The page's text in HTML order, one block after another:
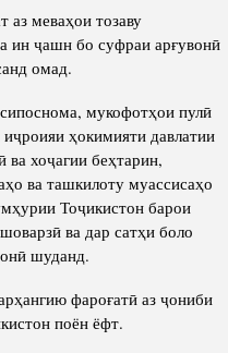
меваҳои тозаву
ин ҷашн бо суфраи арғувонӣ
омад.
мукофотҳои пулӣ
ҳокимияти давлатии
хоҷагии беҳтарин,
ва ташкилоту муассисаҳо
Тоҷикистон барои
ва дар сатҳи боло
шуданд.
фароғатӣ аз ҷониби
поён ёфт.